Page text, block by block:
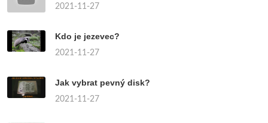
2021-11-27
Kdo je jezevec?
2021-11-27
Jak vybrat pevný disk?
2021-11-27